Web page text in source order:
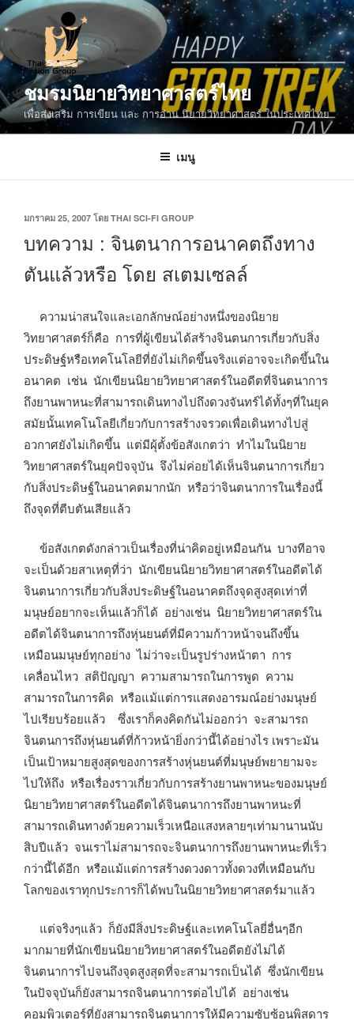
ข้าม
ไป
ยัง
บทความ
ชมรมนิยายวิทยาศาสตร์ไทย
เพื่อส่งเสริม การเขียน และ การอ่าน นิยายวิทยาศาสตร์ ในประเทศไทย
เมนู
เขียน
ที่
มกราคม 25, 2007 โดย THAI SCI-FI GROUP
บทความ : จินตนาการอนาคตถึงทาง
ตันแล้วหรือ โดย สเตมเซลล์
ความน่าสนใจและเอกลักษณ์อย่างหนึ่งของนิยาย
วิทยาศาสตร์ก็คือ การที่ผู้เขียนได้สร้างจินตนการเกี่ยวกับสิ่ง
ประดิษฐ์หรือเทคโนโลยีที่ยังไม่เกิดขึ้นจริงแต่อาจจะเกิดขึ้นใน
อนาคต เช่น นักเขียนนิยายวิทยาศาสตร์ในอดีตที่จินตนาการ
ถึงยานพาหนะที่สามารถเดินทางไปถึงดวงจันทร์ได้ทั้งๆที่ในยุค
สมัยนั้นเทคโนโลยีเกี่ยวกับการสร้างจรวดเพื่อเดินทางไปสู่
อวกาศยังไม่เกิดขึ้น แต่มีผุ้ตั้งข้อสังเกตว่า ทำไมในนิยาย
วิทยาศาสตร์ในยุคปัจจุบัน จึงไม่ค่อยได้เห็นจินตนาการเกี่ยว
กับสิ่งประดิษฐ์ในอนาคตมากนัก หรือว่าจินตนาการในเรื่องนี้
ถึงจุดที่ตีบตันเสียแล้ว
ข้อสังเกตดังกล่าวเป็นเรื่องที่น่าคิดอยู่เหมือนกัน บางทีอาจ
จะเป็นด้วยสาเหตุที่ว่า นักเขียนนิยายวิทยาศาสตร์ในอดีตได้
จินตนาการเกี่ยวกับสิ่งประดิษฐ์ในอนาคตถึงจุดสูงสุดเท่าที่
มนุษย์อยากจะเห็นแล้วก็ได้ อย่างเช่น นิยายวิทยาศาสตร์ใน
อดีตได้จินตนาการถึงหุ่นยนต์ที่มีความก้าวหน้าจนถึงขึ้น
เหมือนมนุษย์ทุกอย่าง ไม่ว่าจะเป็นรูปร่างหน้าตา การ
เคลื่อนไหว สติปัญญา ความสามารถในการพูด ความ
สามารถในการคิด หรือแม้แต่การแสดงอารมณ์อย่างมนุษย์
ไปเรียบร้อยแล้ว ซึ่งเราก็คงคิดกันไม่ออกว่า จะสามารถ
จินตนการถึงหุ่นยนต์ที่ก้าวหน้ายิ่งกว่านี้ได้อย่างไร เพราะมัน
เป็นเป้าหมายสูงสุดของการสร้างหุ่นยนต์ที่มนุษย์พยายามจะ
ไปให้ถึง หรือเรื่องราวเกี่ยวกับการสร้างยานพาหนะของมนุษย์
นิยายวิทยาศาสตร์ในอดีตได้จินตนาการถึงยานพาหนะที่
สามารถเดินทางด้วยความเร็วเหนือแสงหลายๆเท่ามานานนับ
สิบปีแล้ว จนเราไม่สามารถจะจินตนาการถึงยานพาหนะที่เร็ว
กว่านี้ได้อีก หรือแม้แต่การสร้างดวงดาวทั้งดวงที่เหมือนกับ
โลกของเราทุกประการก็ได้พบในนิยายวิทยาศาสตร์มาแล้ว
แต่จริงๆแล้ว ก็ยังมีสิ่งประดิษฐ์และเทคโนโลยี่อื่นๆอีก
มากมายที่นักเขียนนิยายวิทยาศาสตร์ในอดีตยังไม่ได้
จินตนาการไปจนถึงจุดสูงสุดที่จะสามารถเป็นได้ ซึ่งนักเขียน
ในปัจจุบันก็ยังสามารถจินตนาการต่อไปได้ อย่างเช่น
คอมพิวเตอร์ที่ยังสามารถจินตนาการให้มีความซับซ้อนพิสดาร